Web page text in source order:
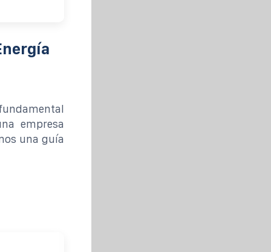
empresa
una guía